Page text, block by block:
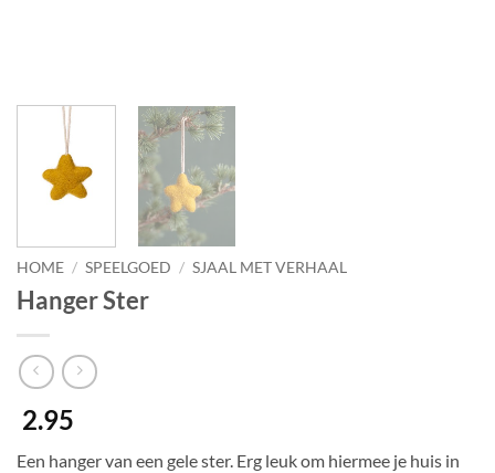
HOME / SPEELGOED / SJAAL MET VERHAAL
Hanger Ster
2.95
Een hanger van een gele ster. Erg leuk om hiermee je huis in